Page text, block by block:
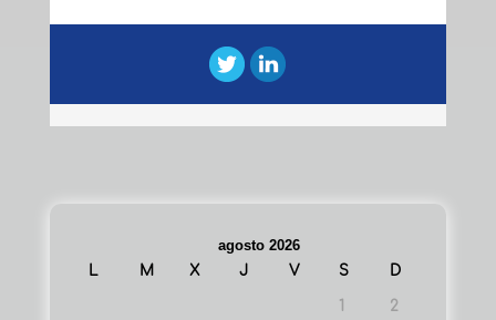
agosto 2026
L
M X J V S D
1 2